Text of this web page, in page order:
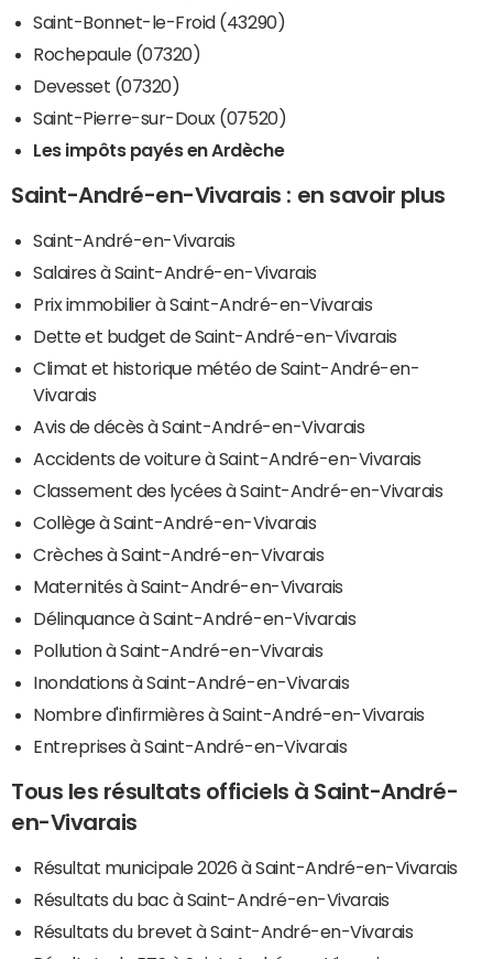
Saint-Bonnet-le-Froid (43290)
Rochepaule (07320)
Devesset (07320)
Saint-Pierre-sur-Doux (07520)
Les impôts payés en Ardèche
Saint-André-en-Vivarais : en savoir plus
Saint-André-en-Vivarais
Salaires à Saint-André-en-Vivarais
Prix immobilier à Saint-André-en-Vivarais
Dette et budget de Saint-André-en-Vivarais
Climat et historique météo de Saint-André-en-
Vivarais
Avis de décès à Saint-André-en-Vivarais
Accidents de voiture à Saint-André-en-Vivarais
Classement des lycées à Saint-André-en-Vivarais
Collège à Saint-André-en-Vivarais
Crèches à Saint-André-en-Vivarais
Maternités à Saint-André-en-Vivarais
Délinquance à Saint-André-en-Vivarais
Pollution à Saint-André-en-Vivarais
Inondations à Saint-André-en-Vivarais
Nombre d'infirmières à Saint-André-en-Vivarais
Entreprises à Saint-André-en-Vivarais
Tous les résultats officiels à Saint-André-
en-Vivarais
Résultat municipale 2026 à Saint-André-en-Vivarais
Résultats du bac à Saint-André-en-Vivarais
Résultats du brevet à Saint-André-en-Vivarais